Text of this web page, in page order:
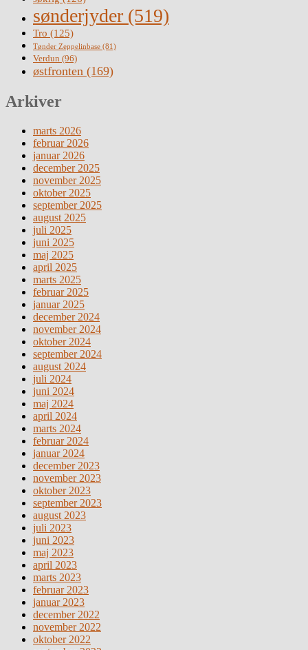
sønderjyder (519)
Tro (125)
Tønder Zeppelinbase (81)
Verdun (96)
østfronten (169)
Arkiver
marts 2026
februar 2026
januar 2026
december 2025
november 2025
oktober 2025
september 2025
august 2025
juli 2025
juni 2025
maj 2025
april 2025
marts 2025
februar 2025
januar 2025
december 2024
november 2024
oktober 2024
september 2024
august 2024
juli 2024
juni 2024
maj 2024
april 2024
marts 2024
februar 2024
januar 2024
december 2023
november 2023
oktober 2023
september 2023
august 2023
juli 2023
juni 2023
maj 2023
april 2023
marts 2023
februar 2023
januar 2023
december 2022
november 2022
oktober 2022